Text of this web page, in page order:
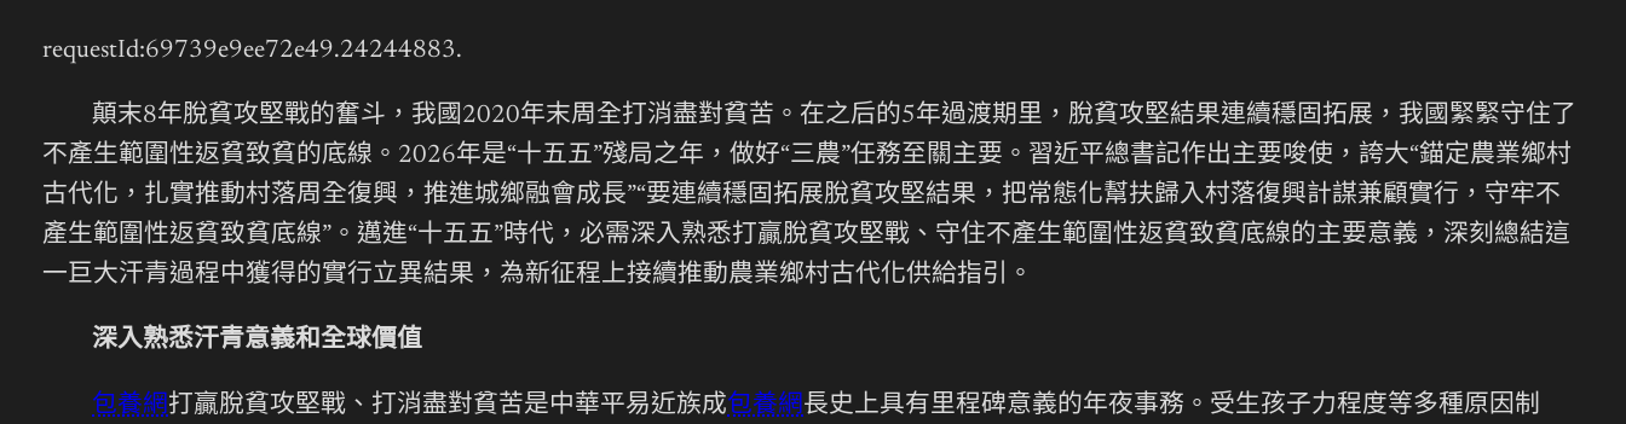
requestId:69739e9ee72e49.24244883.
顛末8年脫貧攻堅戰的奮斗，我國2020年末周全打消盡對貧苦。在之后的5年過渡期里，脫貧攻堅結果連續穩固拓展，我國緊緊守住了
不產生範圍性返貧致貧的底線。2026年是“十五五”殘局之年，做好“三農”任務至關主要。習近平總書記作出主要唆使，誇大“錨定農業鄉村
古代化，扎實推動村落周全復興，推進城鄉融會成長”“要連續穩固拓展脫貧攻堅結果，把常態化幫扶歸入村落復興計謀兼顧實行，守牢不
產生範圍性返貧致貧底線”。邁進“十五五”時代，必需深入熟悉打贏脫貧攻堅戰、守住不產生範圍性返貧致貧底線的主要意義，深刻總結這
一巨大汗青過程中獲得的實行立異結果，為新征程上接續推動農業鄉村古代化供給指引。
深入熟悉汗青意義和全球價值
包養網打贏脫貧攻堅戰、打消盡對貧苦是中華平易近族成包養網長史上具有里程碑意義的年夜事務。受生孩子力程度等多種原因制